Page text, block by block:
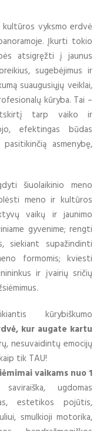
vyksmo erdvė
Įkurti tokio
atsigręžti į jaunus
sugebėjimus ir
suaugusiųjų veiklai,
kūryba. Tai –
tarp vaiko ir
efektingas būdas
asmenybę,
šiuolaikinio meno
meno ir kultūros
vaikų ir jaunimo
gyvenime; rengti
siekiant supažindinti
formomis; kviesti
ir įvairių sričių
kūrybiškumo
kur augate kartu
nesuvaidintų emocijų
tik TAU!
vaikams nuo 1
ugdomas
estetikos pojūtis,
smulkioji motorika,